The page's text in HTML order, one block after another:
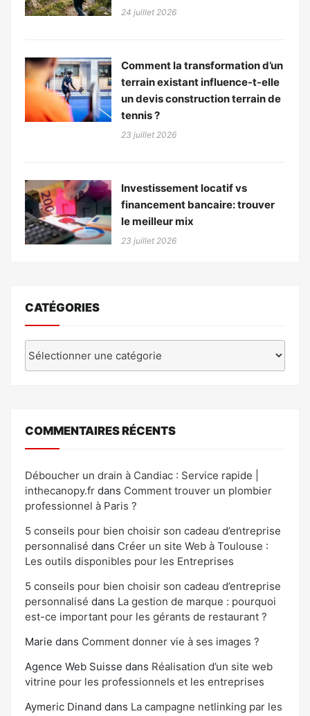
24 juillet 2026
Comment la transformation d’un
terrain existant influence-t-elle
un devis construction terrain de
tennis ?
23 juillet 2026
Investissement locatif vs
financement bancaire: trouver
le meilleur mix
23 juillet 2026
CATÉGORIES
COMMENTAIRES RÉCENTS
Déboucher un drain à Candiac : Service rapide |
inthecanopy.fr dans Comment trouver un plombier
professionnel à Paris ?
5 conseils pour bien choisir son cadeau d’entreprise
personnalisé dans Créer un site Web à Toulouse :
Les outils disponibles pour les Entreprises
5 conseils pour bien choisir son cadeau d’entreprise
personnalisé dans La gestion de marque : pourquoi
est-ce important pour les gérants de restaurant ?
Marie dans Comment donner vie à ses images ?
Agence Web Suisse dans Réalisation d’un site web
vitrine pour les professionnels et les entreprises
Aymeric Dinand dans La campagne netlinking par les